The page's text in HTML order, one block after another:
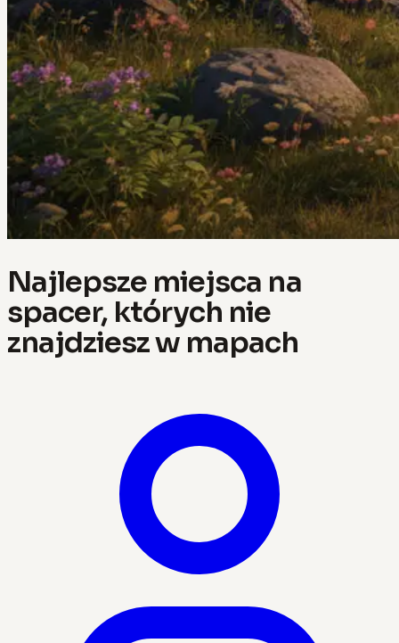
Najlepsze miejsca na
spacer, których nie
znajdziesz w mapach